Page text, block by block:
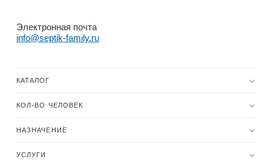
Электронная почта
info@septik-family.ru
КАТАЛОГ
КОЛ-ВО ЧЕЛОВЕК
НАЗНАЧЕНИЕ
УСЛУГИ